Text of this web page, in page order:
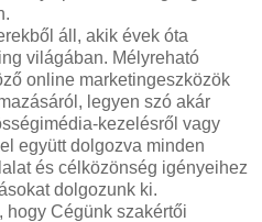
áll, akik évek óta
világában. Mélyreható
online marketingeszközök
legyen szó akár
kezelésről vagy
együtt dolgozva minden
és célközönség igényeihez
dolgozunk ki.
hogy Cégünk szakértői